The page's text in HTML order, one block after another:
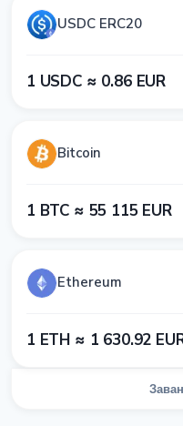
USDC ERC20
1​ USDC ≈ 0​.8​6​ EUR
Bitcoin
1​ BTC ≈ 5​5​ 1​1​5​ EUR
Ethereum
1​ ETH ≈ 1​ 6​3​0​.9​2​